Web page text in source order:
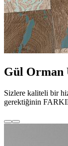
Gül Orman
Sizlere kaliteli bir
gerektiğinin